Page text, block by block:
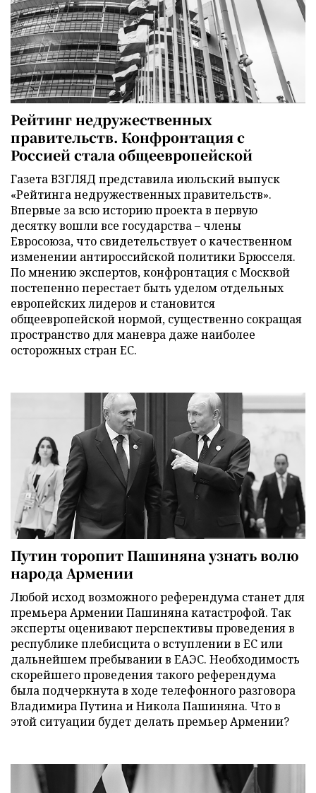
Рейтинг недружественных
правительств. Конфронтация с
Россией стала общеевропейской
Газета ВЗГЛЯД представила июльский выпуск
«Рейтинга недружественных правительств».
Впервые за всю историю проекта в первую
десятку вошли все государства – члены
Евросоюза, что свидетельствует о качественном
изменении антироссийской политики Брюсселя.
По мнению экспертов, конфронтация с Москвой
постепенно перестает быть уделом отдельных
европейских лидеров и становится
общеевропейской нормой, существенно сокращая
пространство для маневра даже наиболее
осторожных стран ЕС.
Путин торопит Пашиняна узнать волю
народа Армении
Любой исход возможного референдума станет для
премьера Армении Пашиняна катастрофой. Так
эксперты оценивают перспективы проведения в
республике плебисцита о вступлении в ЕС или
дальнейшем пребывании в ЕАЭС. Необходимость
скорейшего проведения такого референдума
была подчеркнута в ходе телефонного разговора
Владимира Путина и Никола Пашиняна. Что в
этой ситуации будет делать премьер Армении?